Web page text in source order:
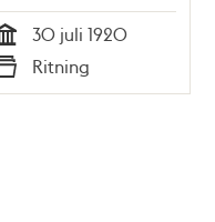
30 juli 1920
Ritning